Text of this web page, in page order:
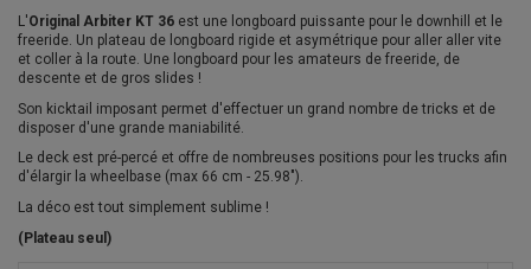
L'Original Arbiter KT 36 est une longboard puissante pour le downhill et le
freeride. Un plateau de longboard rigide et asymétrique pour aller aller vite
et coller à la route. Une longboard pour les amateurs de freeride, de
descente et de gros slides !
Son kicktail imposant permet d'effectuer un grand nombre de tricks et de
disposer d'une grande maniabilité.
Le deck est pré-percé et offre de nombreuses positions pour les trucks afin
d'élargir la wheelbase (max 66 cm - 25.98").
La déco est tout simplement sublime !
(Plateau seul)